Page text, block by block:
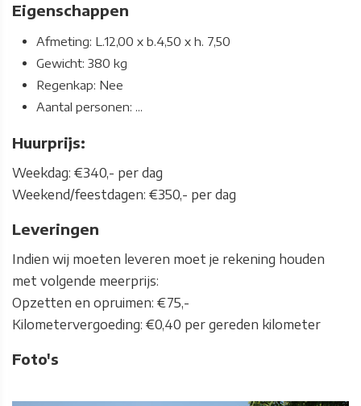
Eigenschappen
Afmeting: L.12,00 x b.4,50 x h. 7,50
Gewicht: 380 kg
Regenkap: Nee
Aantal personen: ...
Huurprijs:
Weekdag: €340,- per dag
Weekend/feestdagen: €350,- per dag
Leveringen
Indien wij moeten leveren moet je rekening houden
met volgende meerprijs:
Opzetten en opruimen: €75,-
Kilometervergoeding: €0,40 per gereden kilometer
Foto's